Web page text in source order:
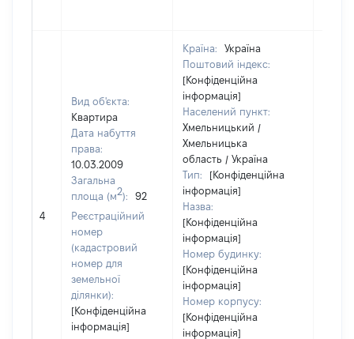
4
Вид об'єкта:
Квартира
Дата набуття
права:
10.03.2009
Загальна
площа (м2):
92
Реєстраційний
номер
(кадастровий
номер для
земельної
ділянки):
[Конфіденційна
інформація]
Країна:
Україна
Поштовий індекс:
[Конфіденційна
інформація]
Населений пункт:
Хмельницький /
Хмельницька
область / Україна
Тип:
[Конфіденційна
інформація]
Назва:
[Конфіденційна
інформація]
Номер будинку:
[Конфіденційна
інформація]
Номер корпусу:
[Конфіденційна
інформація]